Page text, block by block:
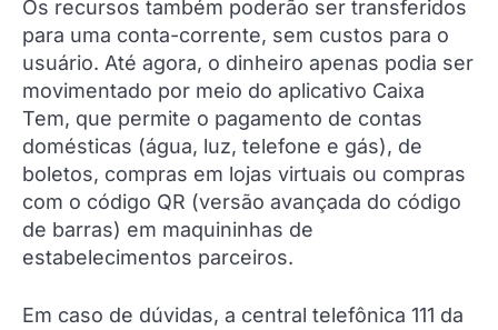
Os recursos também poderão ser transferidos
para uma conta-corrente, sem custos para o
usuário. Até agora, o dinheiro apenas podia ser
movimentado por meio do aplicativo Caixa
Tem, que permite o pagamento de contas
domésticas (água, luz, telefone e gás), de
boletos, compras em lojas virtuais ou compras
com o código QR (versão avançada do código
de barras) em maquininhas de
estabelecimentos parceiros.
Em caso de dúvidas, a central telefônica 111 da